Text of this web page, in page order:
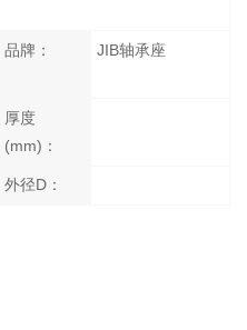
品牌： JIB轴承座
厚度
(mm)：
外径D：